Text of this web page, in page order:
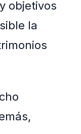
objetivos
la